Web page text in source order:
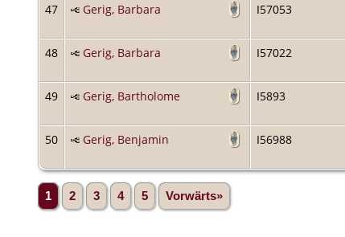
47
Gerig, Barbara I57053
48
Gerig, Barbara I57022
49
Gerig, Bartholome I5893
50
Gerig, Benjamin I56988
1 2 3 4 5 Vorwärts»